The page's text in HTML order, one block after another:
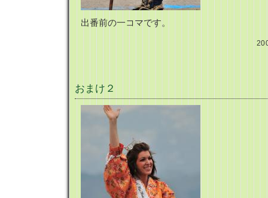
出番前の一コマです。
おまけ２